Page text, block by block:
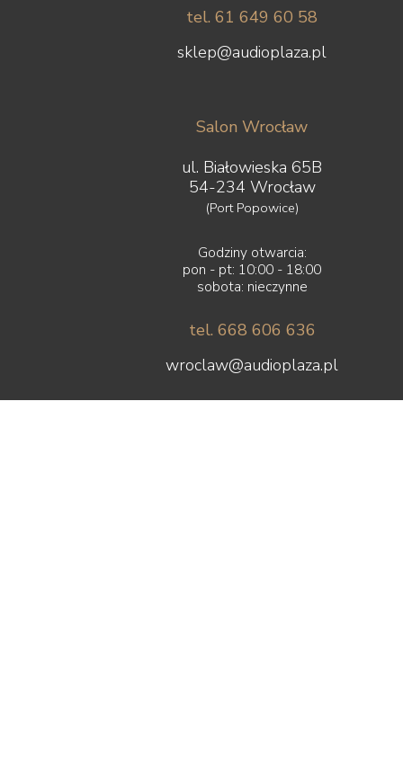
tel. 61 649 60 58
sklep@audioplaza.pl
Salon Wrocław
ul. Białowieska 65B
54-234 Wrocław
(Port Popowice)
Godziny otwarcia:
pon - pt: 10:00 - 18:00
sobota: nieczynne
tel. 668 606 636
wroclaw@audioplaza.pl